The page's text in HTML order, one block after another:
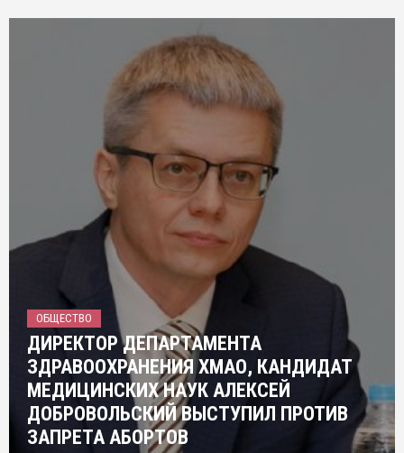
ОБЩЕСТВО
ДИРЕКТОР ДЕПАРТАМЕНТА
ЗДРАВООХРАНЕНИЯ ХМАО, КАНДИДАТ
МЕДИЦИНСКИХ НАУК АЛЕКСЕЙ
ДОБРОВОЛЬСКИЙ ВЫСТУПИЛ ПРОТИВ
ЗАПРЕТА АБОРТОВ